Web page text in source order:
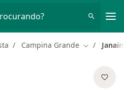
Campina Grande Mudar de